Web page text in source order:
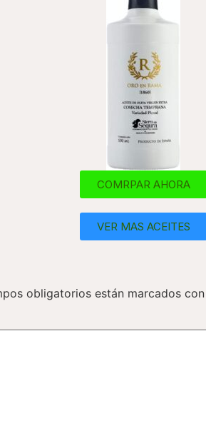
COMRPAR AHORA
VER MAS ACEITES
obligatorios están marcados con